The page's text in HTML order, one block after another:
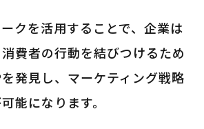
クを活用することで、企業は
費者の行動を結びつけるため
発見し、マーケティング戦略
能になります。